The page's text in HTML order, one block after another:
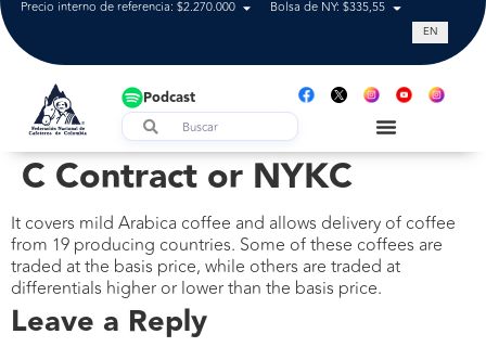
Precio interno de referencia: $2.270.000 Bolsa de NY: $335,55 Tasa de
EN
Podcast
C Contract or NYKC
It covers mild Arabica coffee and allows delivery of coffee
from 19 producing countries. Some of these coffees are
traded at the basis price, while others are traded at
differentials higher or lower than the basis price.
Leave a Reply